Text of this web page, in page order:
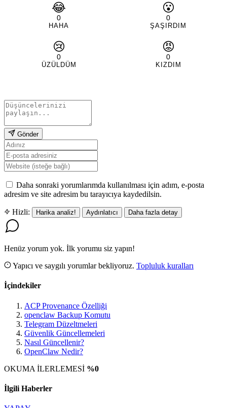
😂
0
HAHA
😮
0
ŞAŞIRDIM
😢
0
ÜZÜLDÜM
😡
0
KIZDIM
Gönder
Daha sonraki yorumlarımda kullanılması için adım, e-posta
adresim ve site adresim bu tarayıcıya kaydedilsin.
Hizli: Harika analiz! Aydınlatıcı Daha fazla detay
Henüz yorum yok. İlk yorumu siz yapın!
Yapıcı ve saygılı yorumlar bekliyoruz. Topluluk kuralları
İçindekiler
ACP Provenance Özelliği
openclaw Backup Komutu
Telegram Düzeltmeleri
Güvenlik Güncellemeleri
Nasıl Güncellenir?
OpenClaw Nedir?
OKUMA İLERLEMESİ %0
İlgili Haberler